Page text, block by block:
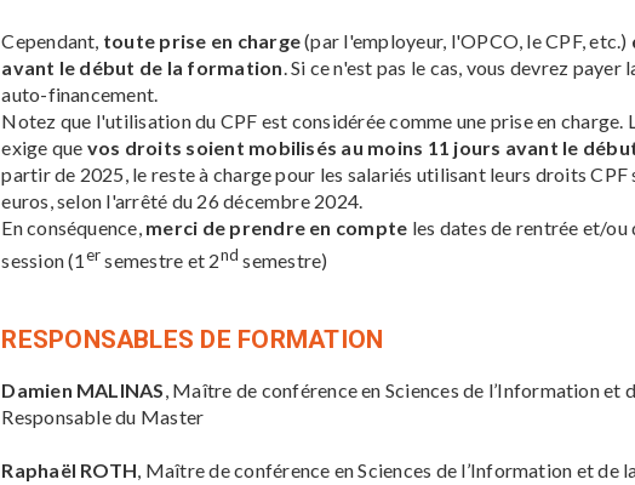
Cependant, toute prise en charge(par l'employeur, l'OPCO, le CPF, etc.)
avant le début de la formation . Si ce n'est pas le cas, vous devrez
auto-financement.
Notez que l'utilisation du CPF est considérée comme une prise en charge.
exige que vos droits soient mobilisés au moins 11 jours avant le
partir de 2025, le reste à charge pour les salariés utilisant leurs droits CPF
euros, selon l'arrêté du 26 décembre 2024.
En conséquence, merci de prendre en compte les dates de rentrée et/ou
session (1ersemestre et 2nd semestre)
RESPONSABLES DE FORMATION
Damien MALINAS, Maître de conférence en Sciences de l’Information et
Responsable du Master
Raphaël ROTH, Maître de conférence en Sciences de l’Information et de